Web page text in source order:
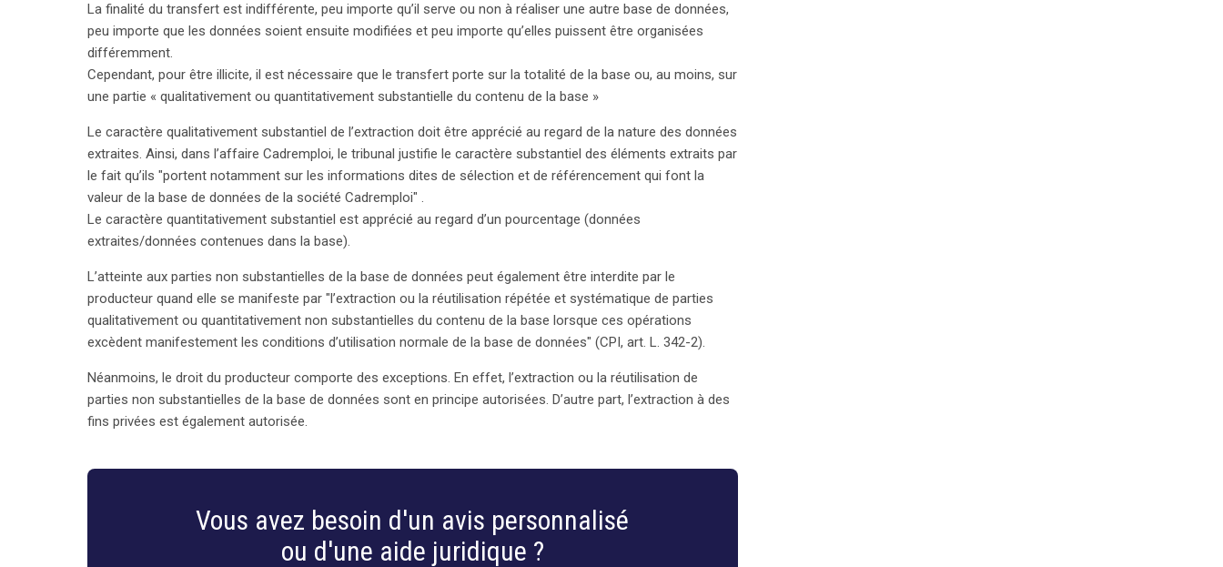
La finalité du transfert est indifférente, peu importe qu’il serve ou non à réaliser une autre base de données,
peu importe que les données soient ensuite modifiées et peu importe qu’elles puissent être organisées
différemment.
Cependant, pour être illicite, il est nécessaire que le transfert porte sur la totalité de la base ou, au moins, sur
une partie « qualitativement ou quantitativement substantielle du contenu de la base »
Le caractère qualitativement substantiel de l’extraction doit être apprécié au regard de la nature des données
extraites. Ainsi, dans l’affaire Cadremploi, le tribunal justifie le caractère substantiel des éléments extraits par
le fait qu’ils "portent notamment sur les informations dites de sélection et de référencement qui font la
valeur de la base de données de la société Cadremploi" .
Le caractère quantitativement substantiel est apprécié au regard d’un pourcentage (données
extraites/données contenues dans la base).
L’atteinte aux parties non substantielles de la base de données peut également être interdite par le
producteur quand elle se manifeste par "l’extraction ou la réutilisation répétée et systématique de parties
qualitativement ou quantitativement non substantielles du contenu de la base lorsque ces opérations
excèdent manifestement les conditions d’utilisation normale de la base de données" (CPI, art. L. 342-2).
Néanmoins, le droit du producteur comporte des exceptions. En effet, l’extraction ou la réutilisation de
parties non substantielles de la base de données sont en principe autorisées. D’autre part, l’extraction à des
fins privées est également autorisée.
Vous avez besoin d'un avis personnalisé
ou d'une aide juridique ?